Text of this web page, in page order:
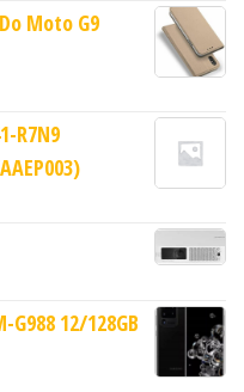
Moto G9
R7N9
G988 12/128GB